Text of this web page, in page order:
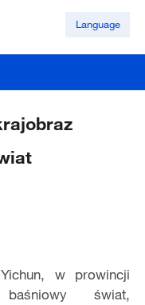
Language
w prowincji
baśniowy świat,